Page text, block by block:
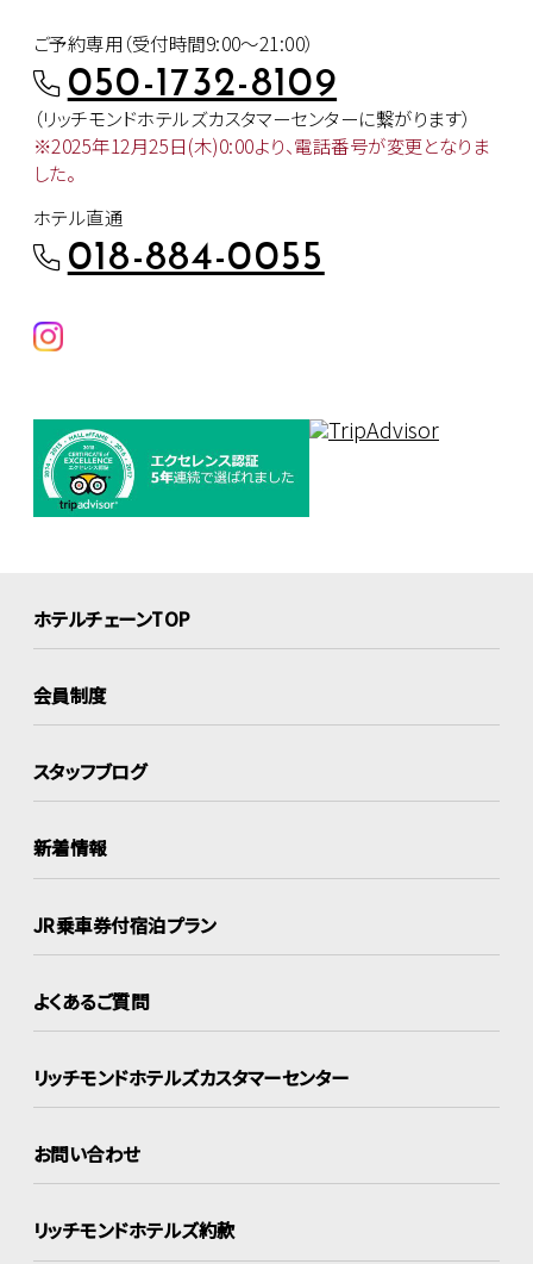
ご予約専用（受付時間9:00～21:00）
050-1732-8109
（リッチモンドホテルズカスタマーセンターに繋がります）
※2025年12月25日(木)0:00より、電話番号が変更となりま
した。
ホテル直通
018-884-0055
ホテルチェーンTOP
会員制度
スタッフブログ
新着情報
JR乗車券付宿泊プラン
よくあるご質問
リッチモンドホテルズカスタマーセンター
お問い合わせ
リッチモンドホテルズ約款